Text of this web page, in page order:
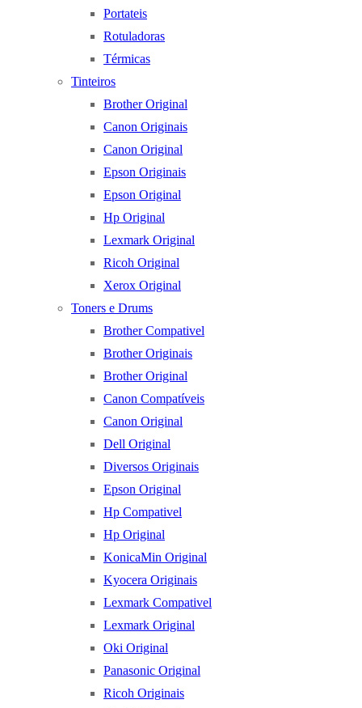
Portateis
Rotuladoras
Térmicas
Tinteiros
Brother Original
Canon Originais
Canon Original
Epson Originais
Epson Original
Hp Original
Lexmark Original
Ricoh Original
Xerox Original
Toners e Drums
Brother Compativel
Brother Originais
Brother Original
Canon Compatíveis
Canon Original
Dell Original
Diversos Originais
Epson Original
Hp Compativel
Hp Original
KonicaMin Original
Kyocera Originais
Lexmark Compativel
Lexmark Original
Oki Original
Panasonic Original
Ricoh Originais